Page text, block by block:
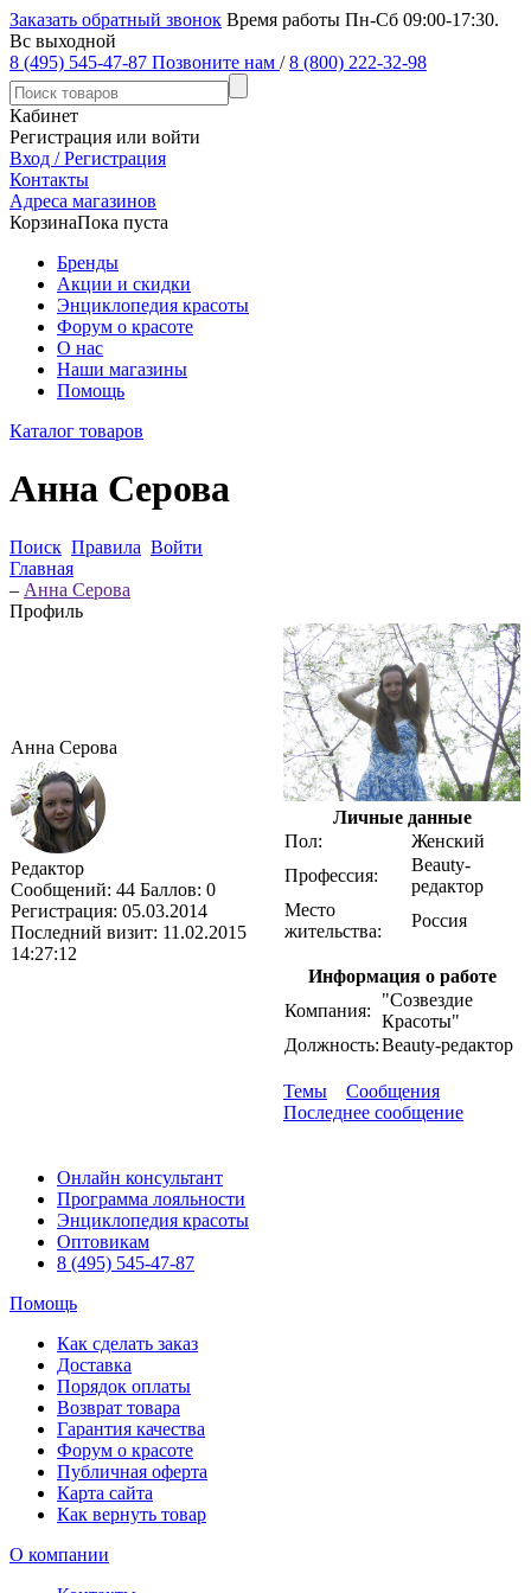
Заказать обратный звонок Время работы Пн-Сб 09:00-17:30.
Вс выходной
8 (495) 545-47-87 Позвоните нам / 8 (800) 222-32-98
Кабинет
Регистрация или войти
Вход / Регистрация
Контакты
Адреса магазинов
КорзинаПока пуста
Бренды
Акции и скидки
Энциклопедия красоты
Форум о красоте
О нас
Наши магазины
Помощь
Каталог товаров
Анна Серова
Поиск Правила Войти
Главная
– Анна Серова
Профиль
Анна Серова
Редактор
Сообщений: 44 Баллов: 0
Регистрация: 05.03.2014
Последний визит: 11.02.2015
14:27:12
Личные данные
Пол:
Женский
Профессия:
Beauty-
редактор
Место
жительства:
Россия
Информация о работе
Компания:
"Созвездие
Красоты"
Должность:Beauty-редактор
Темы
Сообщения
Последнее сообщение
Онлайн консультант
Программа лояльности
Энциклопедия красоты
Оптовикам
8 (495) 545-47-87
Помощь
Как сделать заказ
Доставка
Порядок оплаты
Возврат товара
Гарантия качества
Форум о красоте
Публичная оферта
Карта сайта
Как вернуть товар
О компании